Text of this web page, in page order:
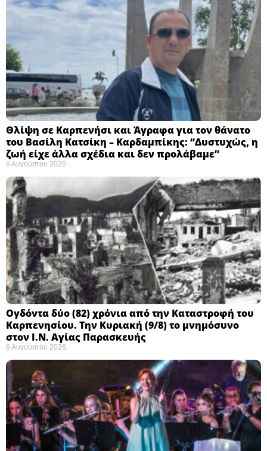
Θλίψη σε Καρπενήσι και Άγραφα για τον θάνατο
του Βασίλη Κατσίκη – Καρδαμπίκης: “Δυστυχώς, η
ζωή είχε άλλα σχέδια και δεν προλάβαμε”
6 Αυγούστου 2026
Ογδόντα δύο (82) χρόνια από την Καταστροφή του
Καρπενησίου. Την Κυριακή (9/8) το μνημόσυνο
στον Ι.Ν. Αγίας Παρασκευής
6 Αυγούστου 2026